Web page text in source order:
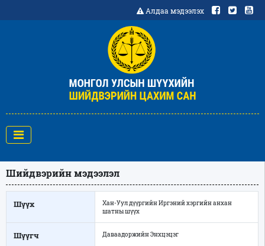
Алдаа мэдээлэх
Шийдвэрийн мэдээлэл
Шүүх
Хан-Уул дүүргийн Иргэний хэргийн анхан
шатны шүүх
Шүүгч Даваадоржийн Энхцэцэг